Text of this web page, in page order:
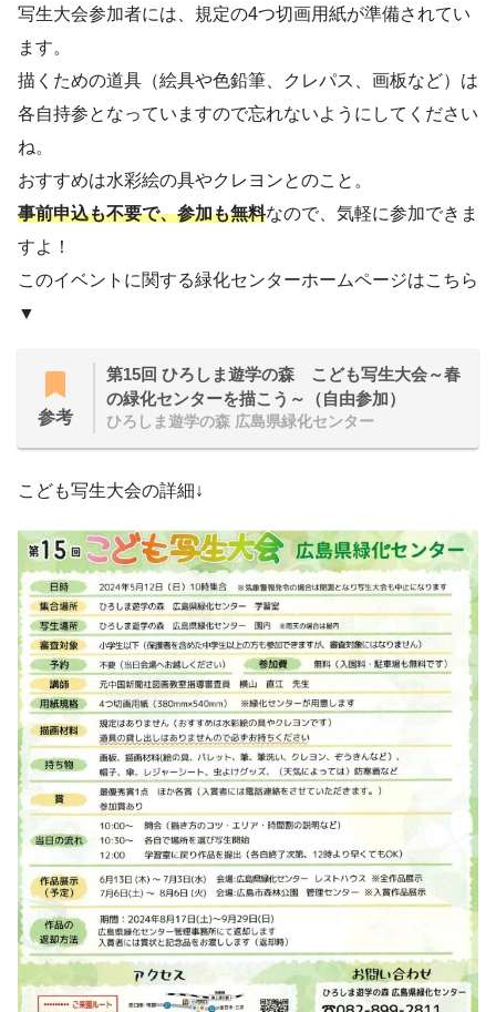
写生大会参加者には、規定の4つ切画用紙が準備されてい
ます。
描くための道具（絵具や色鉛筆、クレパス、画板など）は
各自持参となっていますので忘れないようにしてください
ね。
おすすめは水彩絵の具やクレヨンとのこと。
事前申込も不要で、参加も無料なので、気軽に参加できま
すよ！
このイベントに関する緑化センターホームページはこちら
▼
参考
第15回 ひろしま遊学の森 こども写生大会～春
の緑化センターを描こう～（自由参加）
ひろしま遊学の森 広島県緑化センター
こども写生大会の詳細↓